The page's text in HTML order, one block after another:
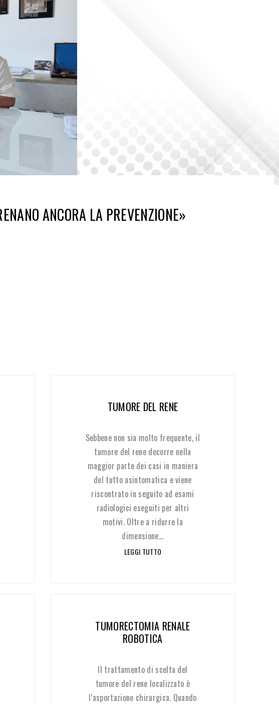
TUMORE DEL RENE
Sebbene non sia molto frequente, il
tumore del rene decorre nella
maggior parte dei casi in maniera
del tutto asintomatica e viene
riscontrato in seguito ad esami
radiologici eseguiti per altri
motivi. Oltre a ridurre la
dimensione...
LEGGI TUTTO
TUMORECTOMIA RENALE
ROBOTICA
Il trattamento di scelta del
tumore del rene localizzato è
l’asportazione chirurgica. Quando